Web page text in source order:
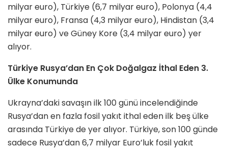
milyar euro), Türkiye (6,7 milyar euro), Polonya (4,4
milyar euro), Fransa (4,3 milyar euro), Hindistan (3,4
milyar euro) ve Güney Kore (3,4 milyar euro) yer
alıyor.
Türkiye Rusya’dan En Çok Doğalgaz İthal Eden 3.
Ülke Konumunda
Ukrayna’daki savaşın ilk 100 günü incelendiğinde
Rusya’dan en fazla fosil yakıt ithal eden ilk beş ülke
arasında Türkiye de yer alıyor. Türkiye, son 100 günde
sadece Rusya’dan 6,7 milyar Euro’luk fosil yakıt